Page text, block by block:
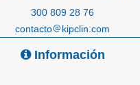
300 809 28 76
contacto
kipclin.com
Información